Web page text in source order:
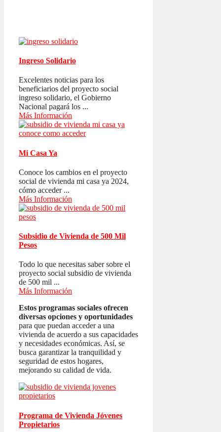
Ingreso Solidario
Excelentes noticias para los
beneficiarios del proyecto social
ingreso solidario, el Gobierno
Nacional pagará los ...
Más Información
Mi Casa Ya
Conoce los cambios en el proyecto
social de vivienda mi casa ya 2024,
cómo acceder ...
Más Información
Subsidio de Vivienda de 500 Mil
Pesos
Todo lo que necesitas saber sobre el
proyecto social subsidio de vivienda
de 500 mil ...
Más Información
Estos programas sociales ofrecen
diversas opciones y oportunidades
para que puedan acceder a una
vivienda de acuerdo a sus capacidades
y necesidades económicas. Así, se
busca garantizar la tranquilidad y
seguridad de estos hogares,
mejorando su calidad de vida.
Programa de Vivienda Jóvenes
Propietarios